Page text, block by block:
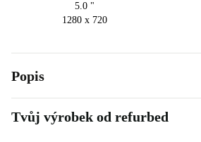
5.0 "
1280 x 720
Popis
Tvůj výrobek od refurbed